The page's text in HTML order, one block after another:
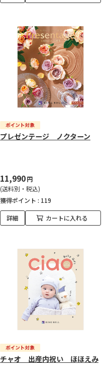
プレゼンテージ ノクターン
11,990円
(送料別・税込)
獲得ポイント : 119
詳細 カートに入れる
チャオ 出産内祝い ほほえみ